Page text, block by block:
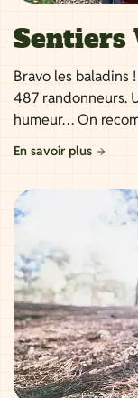
Sentiers
Bravo les baladins
487 randonneurs.
humeur… On
En savoir plus